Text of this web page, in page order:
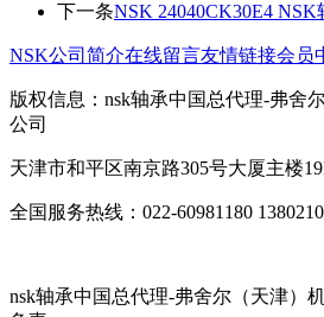
下一条NSK 24040CK30E4 NSK
NSK公司简介在线留言友情链接会员
版权信息：nsk轴承中国总代理-弗舍
公司
天津市和平区南京路305号大厦主楼
全国服务热线：022-60981180
nsk轴承中国总代理-弗舍尔（天津）